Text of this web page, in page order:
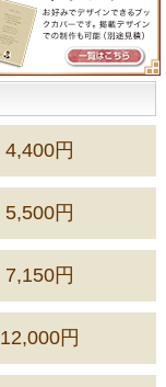
4,400円
5,500円
7,150円
12,000円